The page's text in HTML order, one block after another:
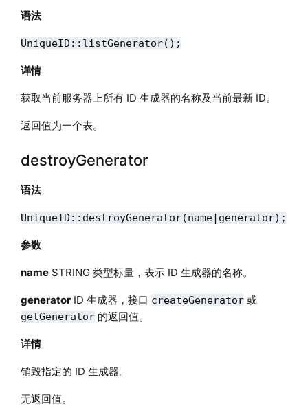
语法
UniqueID::listGenerator();
详情
获取当前服务器上所有 ID 生成器的名称及当前最新 ID。
返回值为一个表。
destroyGenerator
语法
UniqueID::destroyGenerator(name|generator);
参数
nameSTRING 类型标量，表示 ID 生成器的名称。
generatorID 生成器，接口 createGenerator或
getGenerator的返回值。
详情
销毁指定的 ID 生成器。
无返回值。